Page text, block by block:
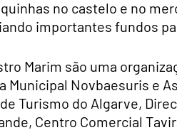
no castelo e no
importantes fundos
Marim são uma
Municipal Novbaesuris e
Turismo do Algarve,
Centro Comercial